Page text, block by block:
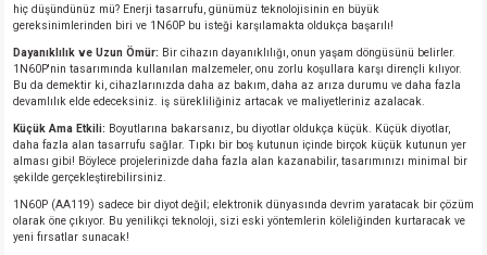
hiç düşündünüz mü? Enerji tasarrufu, günümüz teknolojisinin en büyük
gereksinimlerinden biri ve 1N60P bu isteği karşılamakta oldukça başarılı!
Dayanıklılık ve Uzun Ömür: Bir cihazın dayanıklılığı, onun yaşam döngüsünü belirler.
1N60P'nin tasarımında kullanılan malzemeler, onu zorlu koşullara karşı dirençli kılıyor.
Bu da demektir ki, cihazlarınızda daha az bakım, daha az arıza durumu ve daha fazla
devamlılık elde edeceksiniz. iş sürekliliğiniz artacak ve maliyetleriniz azalacak.
Küçük Ama Etkili: Boyutlarına bakarsanız, bu diyotlar oldukça küçük. Küçük diyotlar,
daha fazla alan tasarrufu sağlar. Tıpkı bir boş kutunun içinde birçok küçük kutunun yer
alması gibi! Böylece projelerinizde daha fazla alan kazanabilir, tasarımınızı minimal bir
şekilde gerçekleştirebilirsiniz.
1N60P (AA119) sadece bir diyot değil; elektronik dünyasında devrim yaratacak bir çözüm
olarak öne çıkıyor. Bu yenilikçi teknoloji, sizi eski yöntemlerin köleliğinden kurtaracak ve
yeni fırsatlar sunacak!